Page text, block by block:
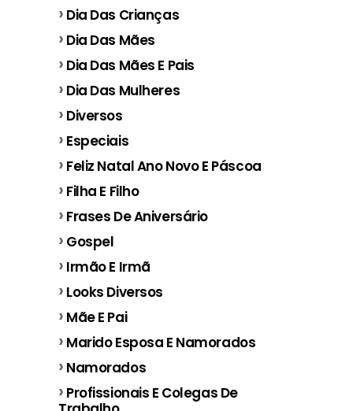
Dia Das Crianças
Dia Das Mães
Dia Das Mães E Pais
Dia Das Mulheres
Diversos
Especiais
Feliz Natal Ano Novo E Páscoa
Filha E Filho
Frases De Aniversário
Gospel
Irmão E Irmã
Looks Diversos
Mãe E Pai
Marido Esposa E Namorados
Namorados
Profissionais E Colegas De